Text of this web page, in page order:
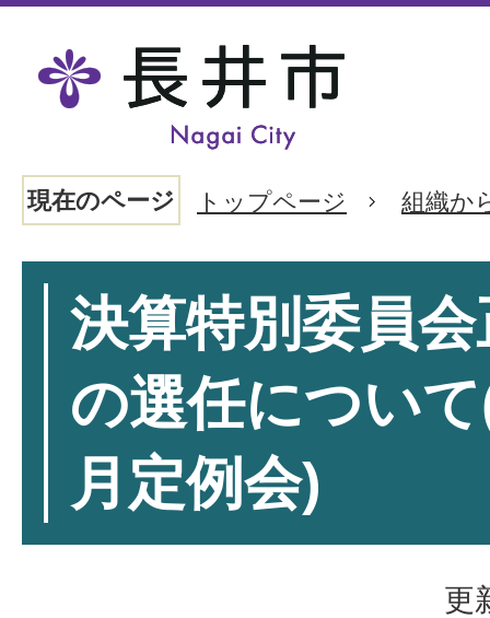
現在のページ トップページ 組織か
決算特別委員
の選任につい
月定例会)
更